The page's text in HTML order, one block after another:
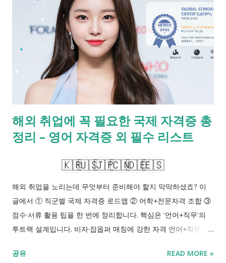
과 연계가 뛰어납니다. 자격증은 시니어 세대에게 두 번째 커리어
를 여는 열쇠입니다. 안정적인 노후와 자아실현을 위한 선택, 지
금 바로 시작해보세요. 📌 왜 50-60대에 자격증이 중요한가?
50~60대는 은퇴 이후 삶을 준비하거나 퇴직 후 재취업을 고려하
는 중요한 시점입니다. 특히 공공기관, 복지시설, 전문직종 등에
서의 중장년층 수요가 증가하면서 자격증은 경쟁력을 높이는 확
실한 수단이 되고 있습니다. 자격증은 단순히 이력서에 한 줄 더
하는 것을 넘어, 실질적인 전문성과 신뢰도를 제공하며, 자기 계
발의 의미도 큽니다. 또한, 새로운 일자리를 창출하거나 부업, 프
리랜서 형태의 수입을 창출할 수 있는 발판이 됩니다. 이유 설명
해외 취업에 꼭 필요한 국제 자격증 총
정리 – 영어 자격증 외 필수 리스트
🇰🇷🇺🇸🇯🇵🇨🇳🇩🇪🇪🇸
해외 취업을 노리는데 무엇부터 준비해야 할지 막막하셨죠? 이
글에서 ① 직군별 국제 자격증 로드맵 ② 어학+전문자격 조합 ③
점수·서류 활용 팁을 한 번에 정리합니다. 핵심은 ‘언어+직무’의
투트랙 설계입니다. 비자·잡옵퍼 매칭에 강한 자격 언어+직무, 6
로드맵: 언어+국제 자격의 투트랙 2. 어학 자격증 조합 전략: 토익·
공유 READ MORE »